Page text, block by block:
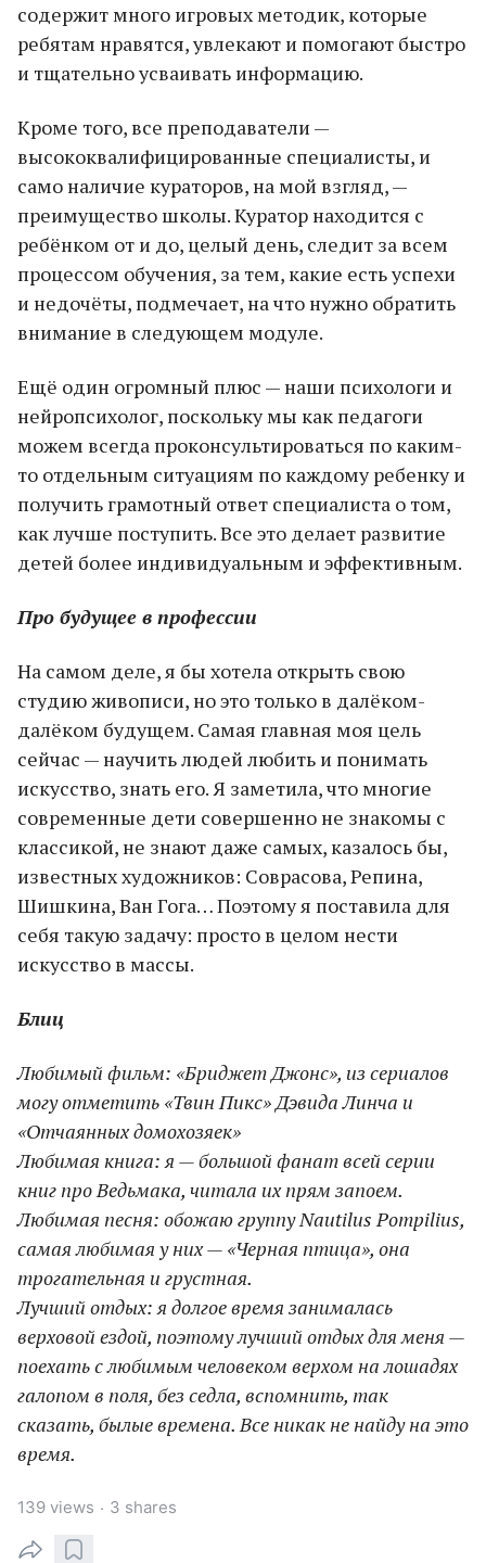
содержит много игровых методик, которые
ребятам нравятся, увлекают и помогают быстро
и тщательно усваивать информацию.
Кроме того, все преподаватели —
высококвалифицированные специалисты, и
само наличие кураторов, на мой взгляд, —
преимущество школы. Куратор находится с
ребёнком от и до, целый день, следит за всем
процессом обучения, за тем, какие есть успехи
и недочёты, подмечает, на что нужно обратить
внимание в следующем модуле.
Ещё один огромный плюс — наши психологи и
нейропсихолог, поскольку мы как педагоги
можем всегда проконсультироваться по каким-
то отдельным ситуациям по каждому ребенку и
получить грамотный ответ специалиста о том,
как лучше поступить. Все это делает развитие
детей более индивидуальным и эффективным.
Про будущее в профессии
На самом деле, я бы хотела открыть свою
студию живописи, но это только в далёком-
далёком будущем. Самая главная моя цель
сейчас — научить людей любить и понимать
искусство, знать его. Я заметила, что многие
современные дети совершенно не знакомы с
классикой, не знают даже самых, казалось бы,
известных художников: Соврасова, Репина,
Шишкина, Ван Гога… Поэтому я поставила для
себя такую задачу: просто в целом нести
искусство в массы.
Блиц
Любимый фильм: «Бриджет Джонс», из сериалов
могу отметить «Твин Пикс» Дэвида Линча и
«Отчаянных домохозяек»
Любимая книга: я — большой фанат всей серии
книг про Ведьмака, читала их прям запоем.
Любимая песня: обожаю группу Nautilus Pompilius,
самая любимая у них — «Черная птица», она
трогательная и грустная.
Лучший отдых: я долгое время занималась
верховой ездой, поэтому лучший отдых для меня —
поехать с любимым человеком верхом на лошадях
галопом в поля, без седла, вспомнить, так
сказать, былые времена. Все никак не найду на это
время.
139 views · 3 shares